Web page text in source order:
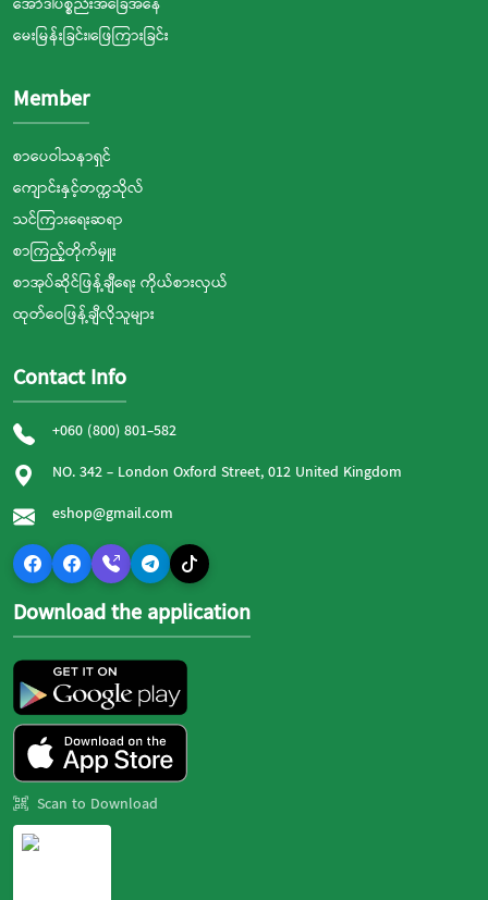
မေးမြန်းခြင်း၊ဖြေကြားခြင်း
Member
စာပေဝါသနာရှင်
ကျောင်းနှင့်တက္ကသိုလ်
သင်ကြားရေးဆရာ
စာကြည့်တိုက်မှူး
စာအုပ်ဆိုင်ဖြန့်ချီရေး ကိုယ်စားလှယ်
ထုတ်ဝေဖြန့်ချီလိုသူများ
Contact Info
+060 (800) 801-582
NO. 342 - London Oxford Street, 012 United Kingdom
eshop@gmail.com
Download the application
Scan to Download